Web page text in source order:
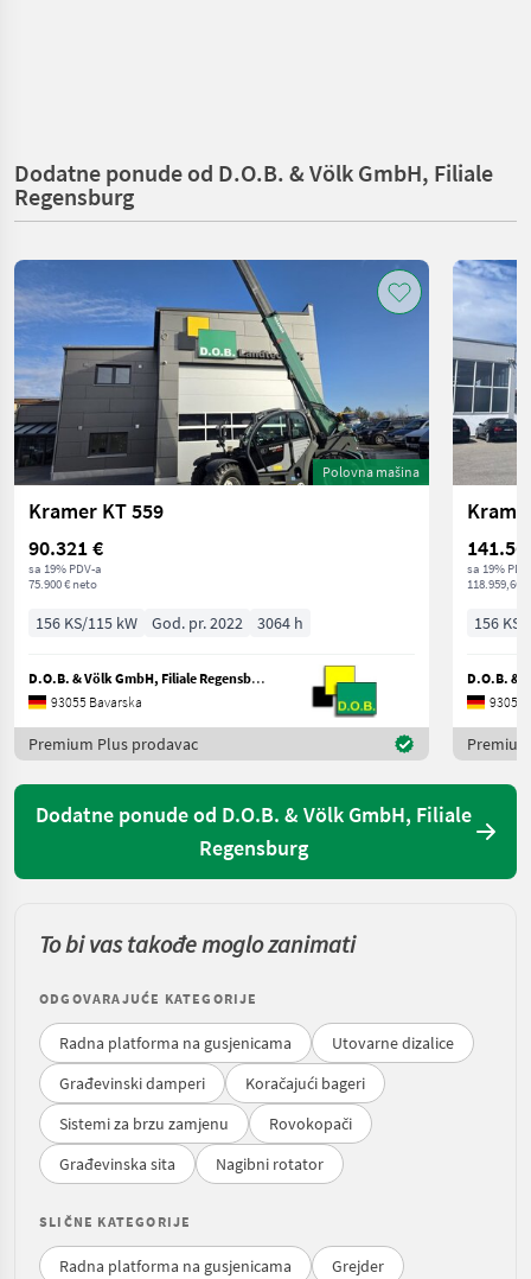
Dodatne ponude od D.O.B. & Völk GmbH, Filiale
Regensburg
Polovna mašina
Kramer KT 559
90.321 €
sa 19% PDV-a
75.900 € neto
156 KS/115 kW God. pr. 2022 3064 h
D.O.B. & Völk GmbH, Filiale Regensburg
93055 Bavarska
Premium Plus prodavac
sa 19%
118.959,66
156
93055
Dodatne ponude od D.O.B. & Völk GmbH, Filiale
Regensburg
To bi vas takođe moglo zanimati
ODGOVARAJUĆE KATEGORIJE
Radna platforma na gusjenicama
Utovarne dizalice
Građevinski damperi
Koračajući bageri
Sistemi za brzu zamjenu
Rovokopači
Građevinska sita
Nagibni rotator
SLIČNE KATEGORIJE
Radna platforma na gusjenicama
Grejder